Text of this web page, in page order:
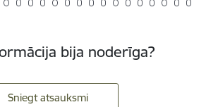
bija noderīga?
Sniegt atsauksmi